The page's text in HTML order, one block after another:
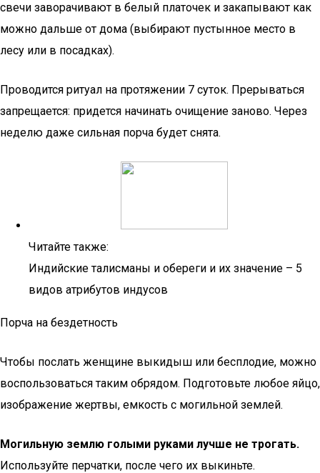
свечи заворачивают в белый платочек и закапывают как
можно дальше от дома (выбирают пустынное место в
лесу или в посадках).
Проводится ритуал на протяжении 7 суток. Прерываться
запрещается: придется начинать очищение заново. Через
неделю даже сильная порча будет снята.
Читайте также:
Индийские талисманы и обереги и их значение – 5
видов атрибутов индусов
Порча на бездетность
Чтобы послать женщине выкидыш или бесплодие, можно
воспользоваться таким обрядом. Подготовьте любое яйцо,
изображение жертвы, емкость с могильной землей.
Могильную землю голыми руками лучше не трогать.
Используйте перчатки, после чего их выкиньте.